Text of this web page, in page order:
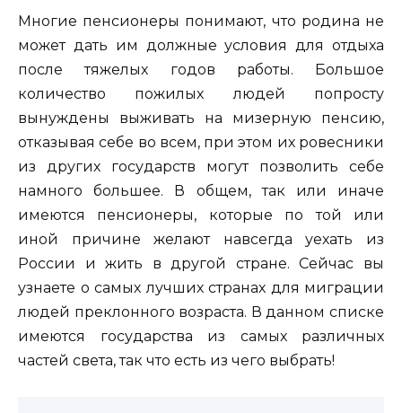
Многие пенсионеры понимают, что родина не
может дать им должные условия для отдыха
после тяжелых годов работы. Большое
количество пожилых людей попросту
вынуждены выживать на мизерную пенсию,
отказывая себе во всем, при этом их ровесники
из других государств могут позволить себе
намного большее. В общем, так или иначе
имеются пенсионеры, которые по той или
иной причине желают навсегда уехать из
России и жить в другой стране. Сейчас вы
узнаете о самых лучших странах для миграции
людей преклонного возраста. В данном списке
имеются государства из самых различных
частей света, так что есть из чего выбрать!